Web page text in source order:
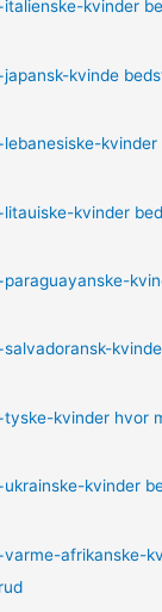
kvinder
kvinde
kvinder
kvinder hvor
kvinder
afrikanske-